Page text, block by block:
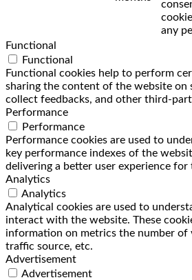
any
Functional
Functional
Functional cookies help to perform
sharing the content of the website on
collect feedbacks, and other third-
Performance
Performance
Performance cookies are used to
key performance indexes of the
delivering a better user experience for
Analytics
Analytics
Analytical cookies are used to
interact with the website. These
information on metrics the number of
traffic source, etc.
Advertisement
Advertisement